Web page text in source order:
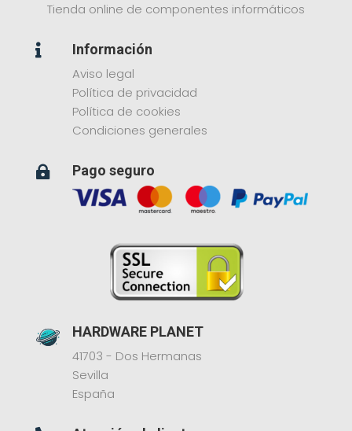
Tienda online de componentes informáticos

Información
Aviso legal
Política de privacidad
Política de cookies
Condiciones generales
 Pago seguro
HARDWARE PLANET
41703 - Dos Hermanas
Sevilla
España